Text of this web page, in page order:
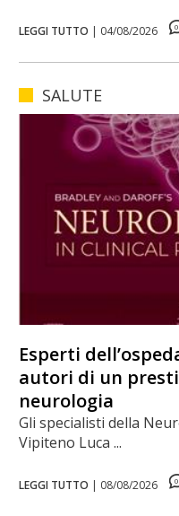
LEGGI TUTTO | 04/08/2026 0
SALUTE
Esperti
autori di un
neurologia
Gli specialisti della
Vipiteno Luca ...
LEGGI TUTTO | 08/08/2026 0